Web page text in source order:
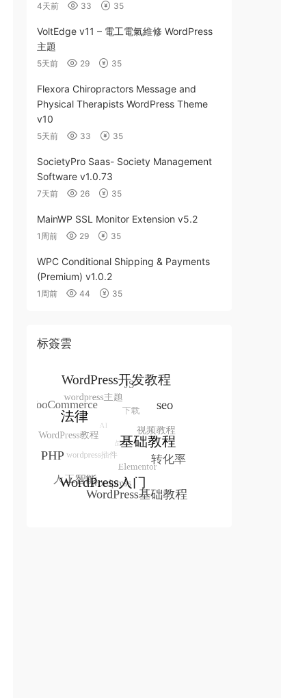
4天前 33 35
VoltEdge v11 – 電工電氣維修 WordPress
主題
5天前 29 35
Flexora Chiropractors Message and
Physical Therapists WordPress Theme
v10
5天前 33 35
SocietyPro Saas- Society Management
Software v1.0.73
7天前 26 35
MainWP SSL Monitor Extension v5.2
1周前 29 35
WPC Conditional Shipping & Payments
(Premium) v1.0.2
1周前 44 35
标簽雲